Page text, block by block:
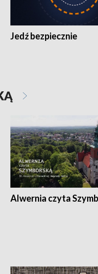
Jedź bezpiecznie
Alwernia czyta